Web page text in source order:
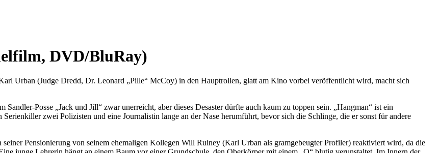
DVD/BluRay)
Urban (Judge Dredd, Dr. Leonard „Pille“ McCoy) in den Hauptrollen, glatt am Kino vorbei veröffentlicht wird, macht sich
Posse „Jack und Jill“ zwar unerreicht, aber dieses Desaster dürfte auch kaum zu toppen sein. „Hangman“ ist ein
zwei Polizisten und eine Journalistin lange an der Nase herumführt, bevor sich die Schlinge, die er sonst für andere
Pensionierung von seinem ehemaligen Kollegen Will Ruiney (Karl Urban als gramgebeugter Profiler) reaktiviert wird, da die